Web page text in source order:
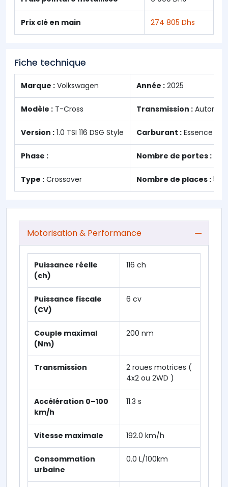
Prix clé en main 274 805 Dhs
Fiche technique
Marque : Volkswagen Année : 2025
Modèle : T-Cross Transmission :
Version : 1.0 TSI 116 DSG Style Carburant : Essence
Phase : Nombre de portes :
Type : Crossover Nombre de places : 5
Motorisation & Performance
Puissance réelle
(ch)
116 ch
Puissance fiscale
(CV)
6 cv
Couple maximal
(Nm)
200 nm
Transmission
2 roues motrices (
4x2 ou 2WD )
Accélération 0–100
km/h
11.3 s
Vitesse maximale 192.0 km/h
Consommation
urbaine
0.0 L/100km